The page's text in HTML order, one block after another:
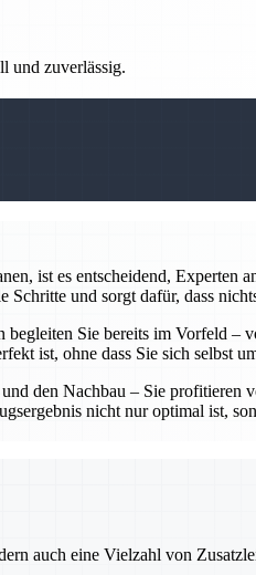
und zuverlässig.
ist es entscheidend, Experten
und sorgt dafür, dass
Sie bereits im Vorfeld –
ist, ohne dass Sie sich selbst
den Nachbau – Sie profitieren
nicht nur optimal ist,
auch eine Vielzahl von